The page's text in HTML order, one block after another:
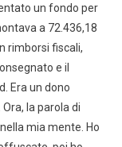
un fondo per
a 72.436,18
rimborsi fiscali,
e il
Era un dono
la parola di
mia mente. Ho